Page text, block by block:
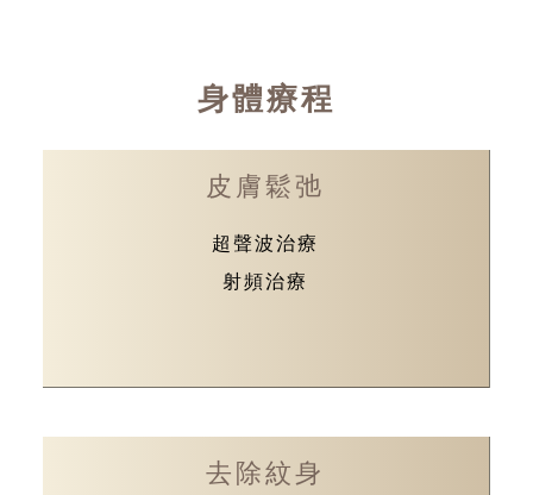
身體療程
皮膚鬆弛
超聲波治療
射頻治療
去除紋身